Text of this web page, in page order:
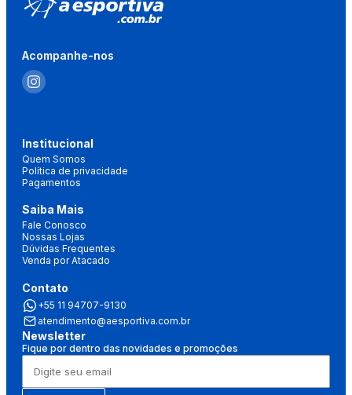
Acompanhe-nos
Institucional
Quem Somos
Política de privacidade
Pagamentos
Saiba Mais
Fale Conosco
Nossas Lojas
Dúvidas Frequentes
Venda por Atacado
Contato
+55 11 94707-9130
atendimento@aesportiva.com.br
Newsletter
Fique por dentro das novidades e promoções